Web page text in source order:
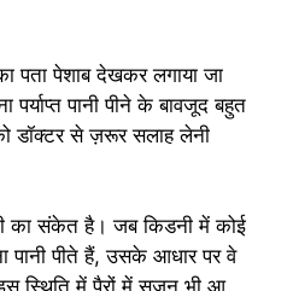
पता पेशाब देखकर लगाया जा
पानी पीने के बावजूद बहुत
डॉक्टर से ज़रूर सलाह लेनी
का संकेत है। जब किडनी में कोई
पानी पीते हैं, उसके आधार पर वे